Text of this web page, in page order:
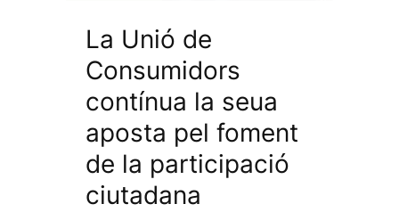
La Unió de
Consumidors
contínua la seua
aposta pel foment
de la participació
ciutadana